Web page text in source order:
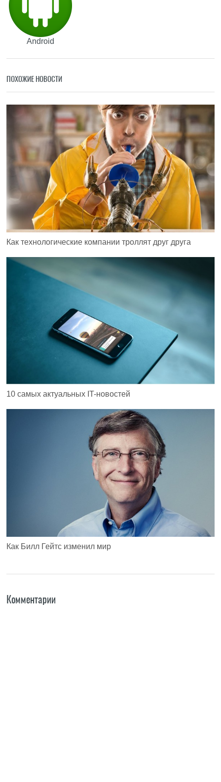
Android
ПОХОЖИЕ НОВОСТИ
Как технологические компании троллят друг друга
10 самых актуальных IT-новостей
Как Билл Гейтс изменил мир
Комментарии